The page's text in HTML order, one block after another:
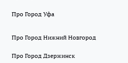
Про Город Уфа
Про Город Нижний Новгород
Про Город Дзержинск